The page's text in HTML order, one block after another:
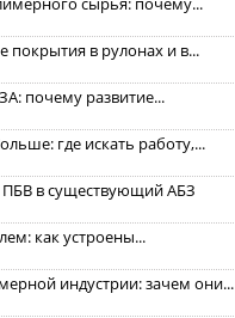
покрытия в рулонах и в...
почему развитие...
где искать работу,...
ПБВ в существующий АБЗ
как устроены...
индустрии: зачем они...